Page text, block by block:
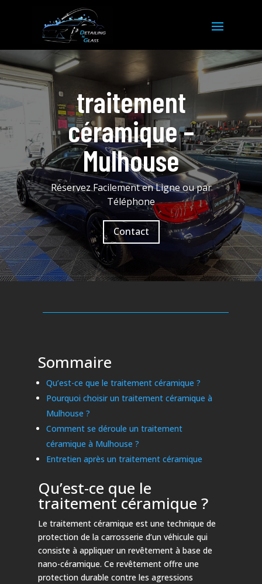
traitement
céramique –
Mulhouse
Réservez Facilement en Ligne ou par
Téléphone
Contact
Sommaire
Qu’est-ce que le traitement céramique ?
Pourquoi choisir un traitement céramique à
Mulhouse ?
Comment se déroule un traitement
céramique à Mulhouse ?
Entretien après un traitement céramique
Qu’est-ce que le
traitement céramique ?
Le traitement céramique est une technique de
protection de la carrosserie d’un véhicule qui
consiste à appliquer un revêtement à base de
nano-céramique. Ce revêtement offre une
protection durable contre les agressions